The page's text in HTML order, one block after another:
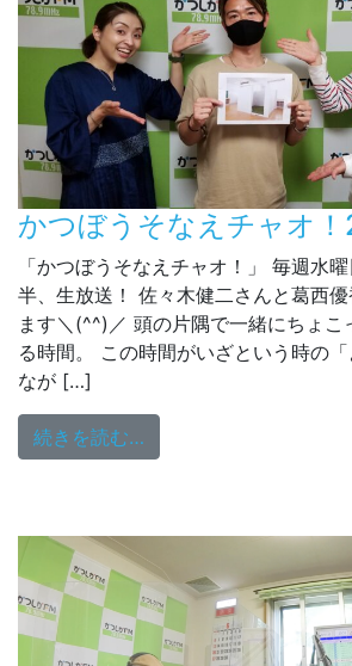
かつぼうそなえチャオ
「かつぼうそなえチャオ！」 毎週水
半、生放送！ 佐々木健二さんと葛西
ます＼(^^)／ 頭の片隅で一緒にちょこ
る時間。 この時間がいざという時の
なが […]
続きを読む…